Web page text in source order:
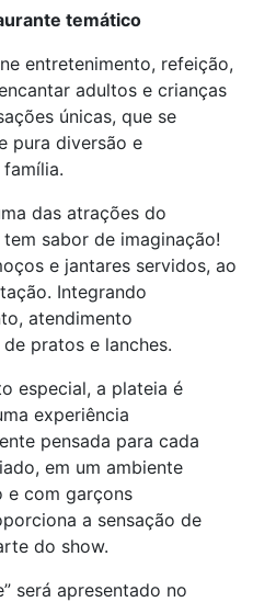
temático
entretenimento, refeição,
adultos e crianças
únicas, que se
pura diversão e
das atrações do
sabor de imaginação!
e jantares servidos, ao
Integrando
atendimento
pratos e lanches.
especial, a plateia é
experiência
pensada para cada
em um ambiente
e com garçons
a sensação de
do show.
será apresentado no